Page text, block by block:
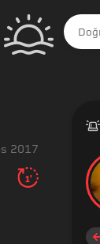
2017
1'